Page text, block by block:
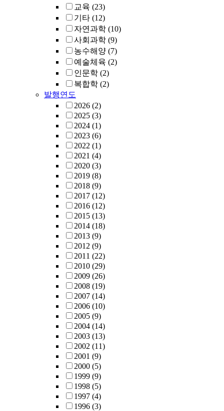
교육 (23)
기타 (12)
자연과학 (10)
사회과학 (9)
농수해양 (7)
예술체육 (2)
인문학 (2)
복합학 (2)
발행연도
2026 (2)
2025 (3)
2024 (1)
2023 (6)
2022 (1)
2021 (4)
2020 (3)
2019 (8)
2018 (9)
2017 (12)
2016 (12)
2015 (13)
2014 (18)
2013 (9)
2012 (9)
2011 (22)
2010 (29)
2009 (26)
2008 (19)
2007 (14)
2006 (10)
2005 (9)
2004 (14)
2003 (13)
2002 (11)
2001 (9)
2000 (5)
1999 (9)
1998 (5)
1997 (4)
1996 (3)